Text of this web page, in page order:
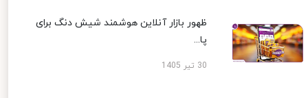
ظهور بازار آنلاین هوشمند شیش دنگ برای
پا...
30 تیر 1405